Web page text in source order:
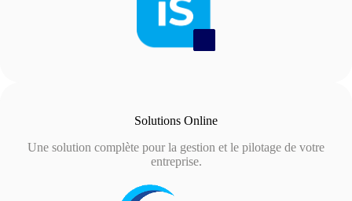
Solutions Online
Une solution complète pour la gestion et le pilotage de votre
entreprise.